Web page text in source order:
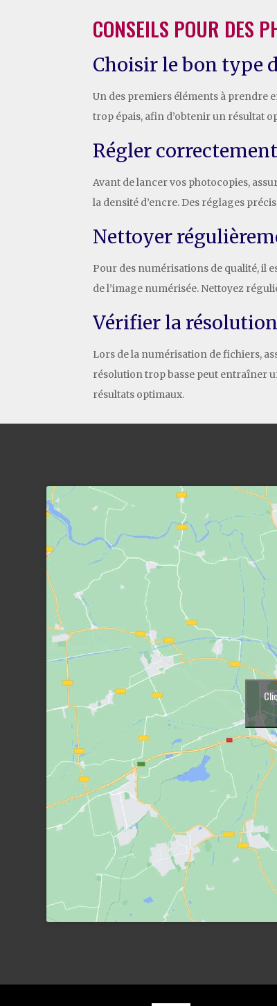
CONSEILS POUR DES
Choisir le bon type
Un des premiers éléments à prendre
trop épais, afin d’obtenir un résultat
Régler
Avant de lancer vos photocopies,
la densité d’encre. Des réglages
Nettoyer
Pour des numérisations de qualité, il
de l’image numérisée. Nettoyez
Vérifier la
Lors de la numérisation de fichiers,
résolution trop basse peut entraîner
résultats optimaux.